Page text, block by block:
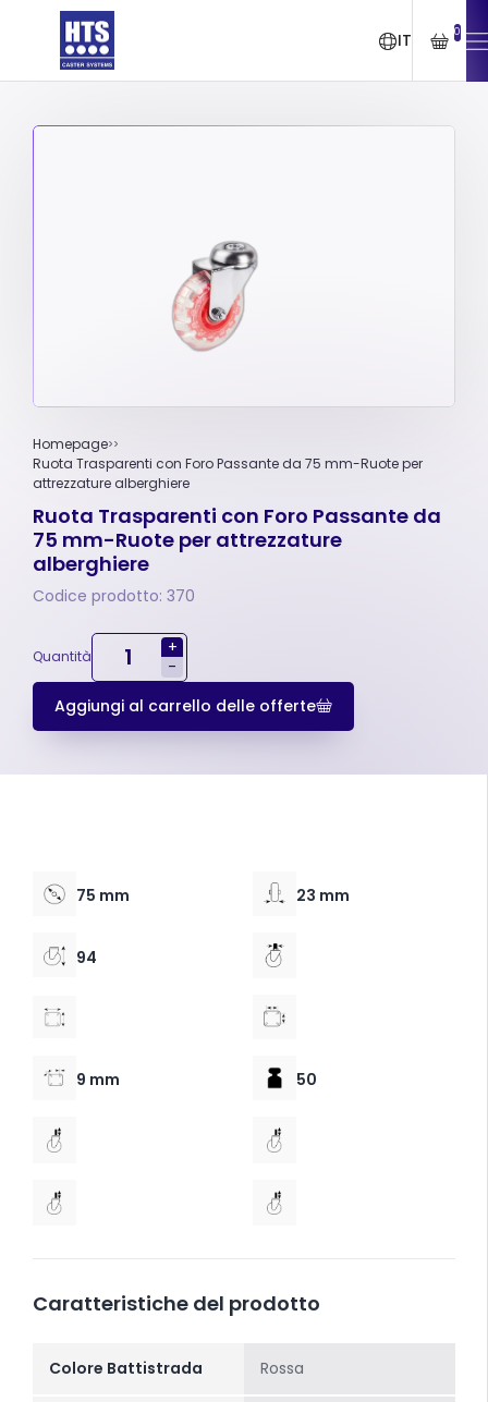
IT 0
Homepage
Ruota Trasparenti con Foro Passante da 75 mm-Ruote per
attrezzature alberghiere
Ruota Trasparenti con Foro Passante da
75 mm-Ruote per attrezzature
alberghiere
Codice prodotto: 370
Quantità
+
-
Aggiungi al carrello delle offerte
75 mm 23 mm
94
9 mm 50
Caratteristiche del prodotto
Colore Battistrada Rossa